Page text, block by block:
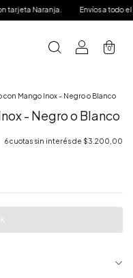
Envíos a todo el país. para
0
con Mango Inox - Negro o Blanco
- Negro o Blanco
6cuotas sin interés de $3.200,00